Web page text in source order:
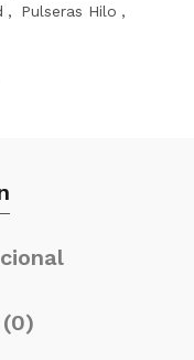
, Pulseras Hilo ,